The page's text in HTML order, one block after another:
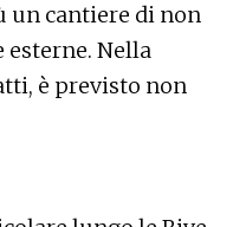
un cantiere di non
Nella
è previsto non